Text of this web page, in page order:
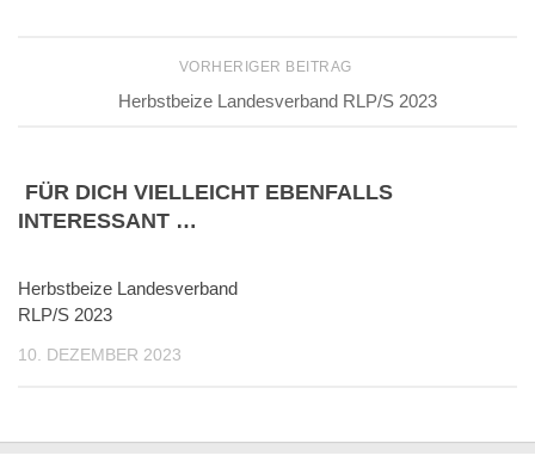
VORHERIGER BEITRAG
Herbstbeize Landesverband RLP/S 2023
FÜR DICH VIELLEICHT EBENFALLS
INTERESSANT …
Herbstbeize Landesverband
RLP/S 2023
10. DEZEMBER 2023